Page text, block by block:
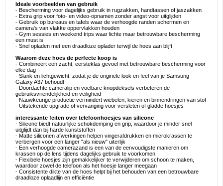
Ideale voorbeelden van gebruik
- Bescherming voor dagelijks gebruik in rugzakken, handtassen of jaszakken
- Extra grip voor foto- en video-opnamen zonder angst voor uitglijden
- Gebruik op bureaus en tafels waar de verhoogde randen schermen en
camera's van vlakke oppervlakken houden
- Gym sessies en weekend trips waar lichte maar betrouwbare bescherming
een must is
- Snel opladen met een draadloze oplader terwijl de hoes aan blijft
Waarom deze hoes de perfecte koop is
- Combineert een zacht, eersteklas gevoel met betrouwbare bescherming voor
elke dag
- Slank en lichtgewicht, zodat je de originele look en feel van je Samsung
Galaxy A37 behoudt
- Doordachte cameralip en voelbare knopdeksels verbeteren de
gebruiksvriendelijkheid en veiligheid
- Nauwkeurige productie vermindert wiebelen, kieren en binnendringen van stof
- Uitstekende upgrade of vervanging voor versleten of gladde hoesjes
interessante feiten over telefoonhoesjes van silicone
- Silicone biedt natuurlijke schokdemping en grip, waardoor je minder snel
uitglijdt dan bij harde kunststoffen
- Matte siliconen afwerkingen helpen vingerafdrukken en microkrassen te
verbergen voor een langer "als nieuw" uiterlijk
- Een verhoogde camerazand is een van de eenvoudigste manieren om
krassen op de lens tijdens dagelijks gebruik te voorkomen
- Flexibele hoesjes zijn gemakkelijker te verwijderen om schoon te maken,
waardoor zowel de telefoon als het hoesje langer meegaan
- Consistente dikte van de hoes helpt bij het behouden van een betrouwbare
draadloze oplaadlijn en efficiëntie